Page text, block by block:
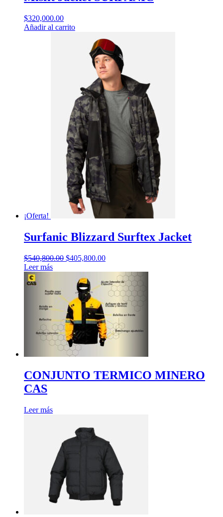
$320,000.00
Añadir al carrito
¡Oferta!
Surfanic Blizzard Surftex Jacket
$540,800.00 El
original
$540,800.00.
$405,800.00El
actual
es:
$405,800.00.
Leer más
CONJUNTO TERMICO MINERO
CAS
Leer más